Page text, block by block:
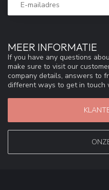
MEER INFORMATIE
If you have any questions
make sure to visit our
company details, answers to
different ways to get in touch